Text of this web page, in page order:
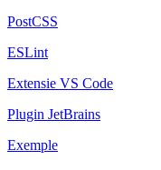
PostCSS
ESLint
Extensie VS Code
Plugin JetBrains
Exemple